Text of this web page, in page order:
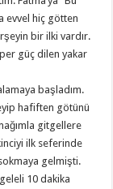
evvel hiç götten
bir ilki vardır.
güç dilen yakar
başladım.
hafiften götünü
gitgellere
ilk seferinde
gelmişti.
10 dakika